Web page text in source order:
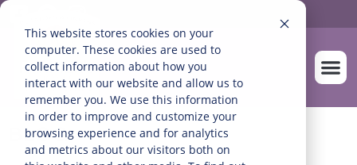
This website stores cookies on your
computer. These cookies are used to
collect information about how you
interact with our website and allow us to
remember you. We use this information
in order to improve and customize your
browsing experience and for analytics
and metrics about our visitors both on
BLOG